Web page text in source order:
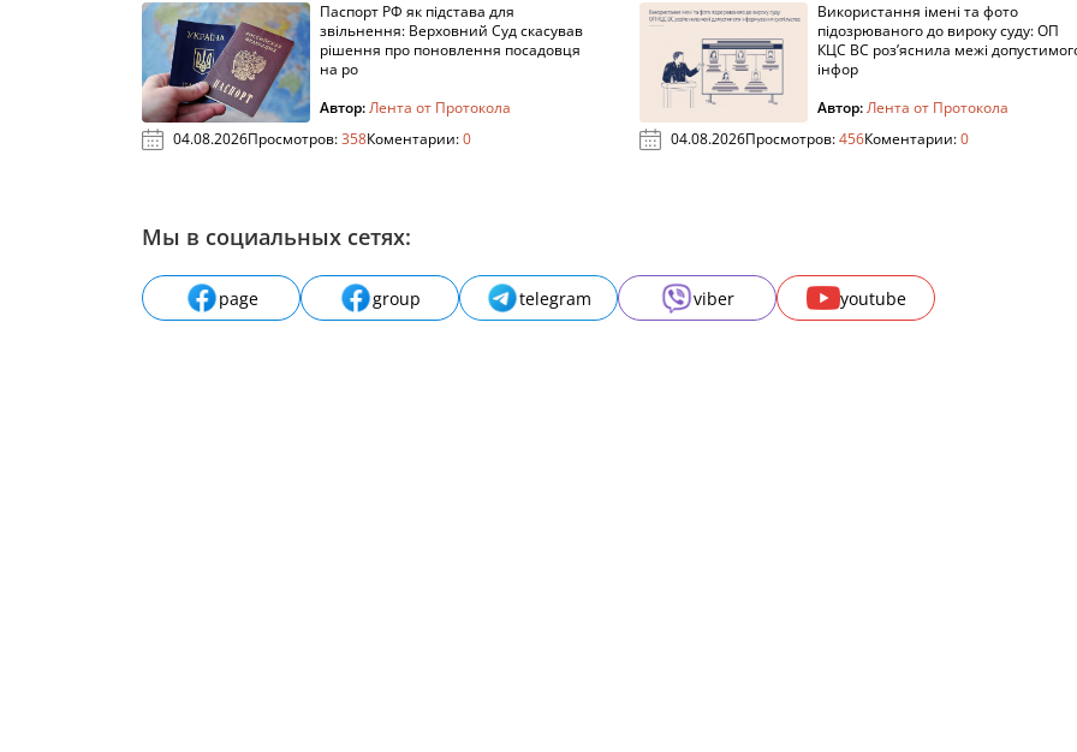
Паспорт РФ як підстава для
звільнення: Верховний Суд скасував
рішення про поновлення посадовця
на ро
Автор:Лента от Протокола
04.08.2026Просмотров:358Коментарии:0
Використання імені та фото
підозрюваного до вироку суду: ОП
КЦС ВС роз’яснила межі
інфор
Автор:Лента от Протокола
04.08.2026Просмотров:456Коментарии:0
Мы в социальных сетях:
page group telegram viber youtube